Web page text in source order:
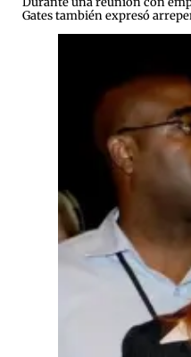
Gates también expresó